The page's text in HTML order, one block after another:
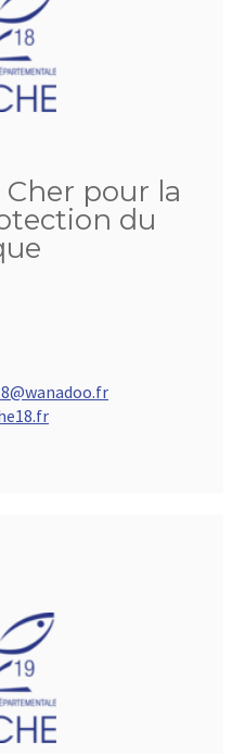
pour la
du